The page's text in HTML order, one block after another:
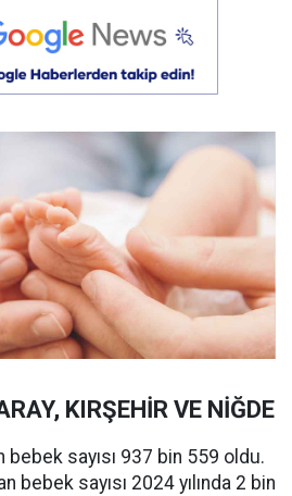
KIRŞEHİR VE NİĞDE
bebek sayısı 937 bin 559 oldu.
bebek sayısı 2024 yılında 2 bin